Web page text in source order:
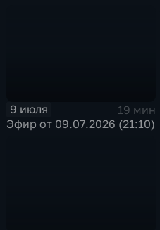
9 июля
19 мин
Эфир от 09.07.2026 (21:10)